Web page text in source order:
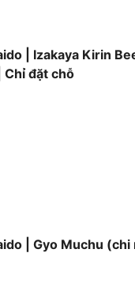
| Izakaya Kirin
đặt chỗ
| Gyo Muchu